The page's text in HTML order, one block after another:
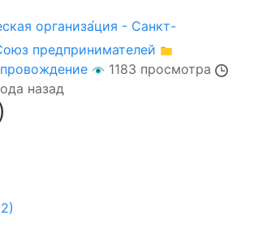
организа́ция - Санкт-
предпринимателей
1183 просмотра
назад
)